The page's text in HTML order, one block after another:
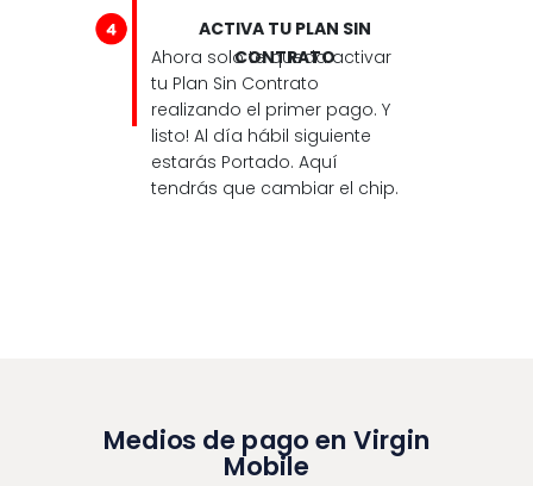
ACTIVA TU PLAN SIN
CONTRATO
Ahora solo te queda activar
tu Plan Sin Contrato
realizando el primer pago. Y
listo! Al día hábil siguiente
estarás Portado. Aquí
tendrás que cambiar el chip.
Medios de pago en Virgin
Mobile